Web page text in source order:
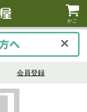
かご
会員登録